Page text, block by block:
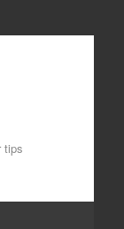
tips